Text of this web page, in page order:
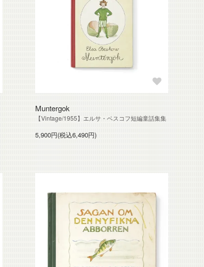
Muntergok
【Vintage/1955】エルサ・ベスコフ短編童話集集
5,900円(税込6,490円)